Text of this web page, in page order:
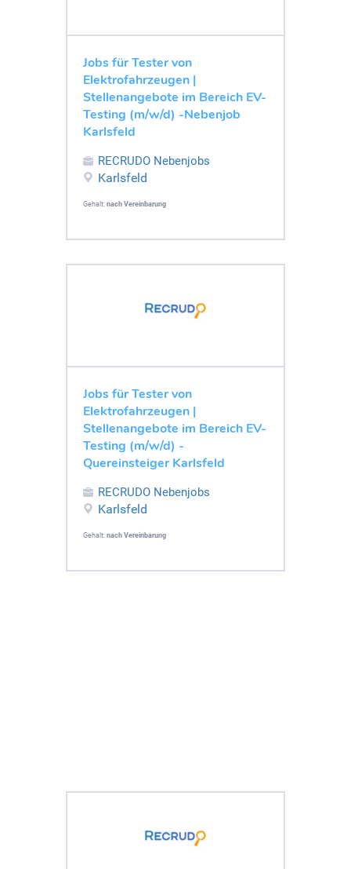
Jobs für Tester von
Elektrofahrzeugen |
Stellenangebote im Bereich EV-
Testing (m/w/d) -Nebenjob
Karlsfeld
RECRUDO Nebenjobs
Karlsfeld
Gehalt: nach Vereinbarung
Jobs für Tester von
Elektrofahrzeugen |
Stellenangebote im Bereich EV-
Testing (m/w/d) -
Quereinsteiger Karlsfeld
RECRUDO Nebenjobs
Karlsfeld
Gehalt: nach Vereinbarung